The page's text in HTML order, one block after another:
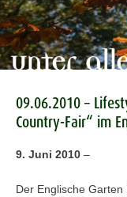
09.06.2010 –
Country-Fair“ im
9. Juni 2010 –
Der Englische